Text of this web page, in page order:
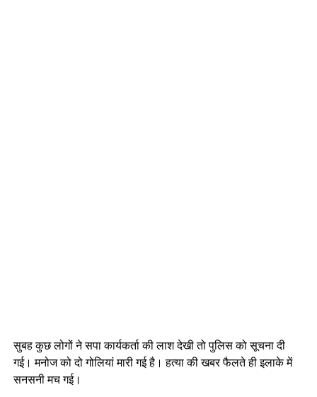
सुबह कुछ लोगों ने सपा कार्यकर्ता की लाश देखी तो पुलिस को सूचना दी
गई। मनोज को दो गोलियां मारी गई है। हत्या की खबर फैलते ही इलाके में
सनसनी मच गई।